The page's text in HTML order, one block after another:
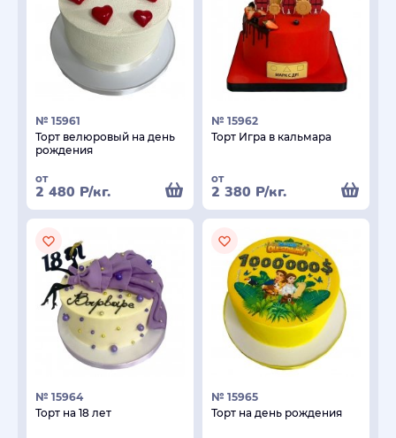
№ 15961
Торт велюровый на день
рождения
от
2 480 Р/кг.
№ 15962
Торт Игра в кальмара
от
2 380 Р/кг.
№ 15964
Торт на 18 лет
№ 15965
Торт на день рождения